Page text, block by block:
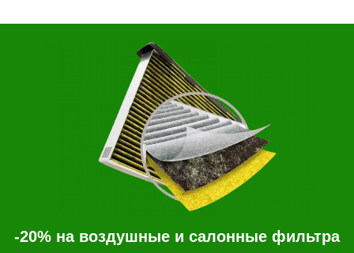
-20% на воздушные и салонные фильтра